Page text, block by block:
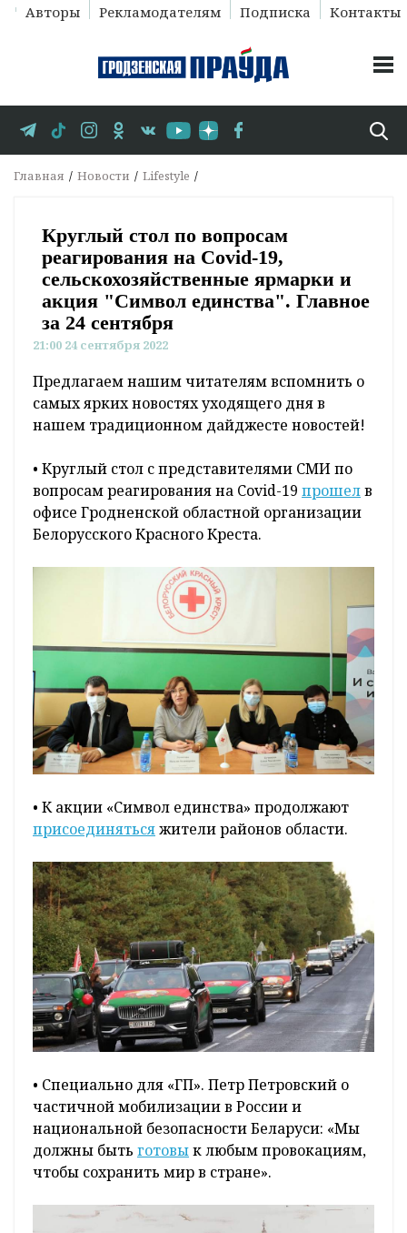
Авторы Рекламодателям Подписка Контакты
Главная Новости Lifestyle
Круглый стол по вопросам
реагирования на Covid-19,
сельскохозяйственные ярмарки и
акция "Символ единства". Главное
за 24 сентября
21:00 24 сентября 2022
Предлагаем нашим читателям вспомнить о
самых ярких новостях уходящего дня в
нашем традиционном дайджесте новостей!
• Круглый стол с представителями СМИ по
вопросам реагирования на Covid-19 прошелв
офисе Гродненской областной организации
Белорусского Красного Креста.
• К акции «Символ единства» продолжают
присоединятьсяжители районов области.
• Специально для «ГП». Петр Петровский о
частичной мобилизации в России и
национальной безопасности Беларуси: «Мы
должны быть готовык любым провокациям,
чтобы сохранить мир в стране».